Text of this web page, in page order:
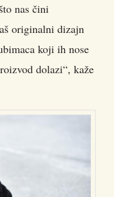
nas čini
originalni dizajn
koji ih nose
dolazi“, kaže